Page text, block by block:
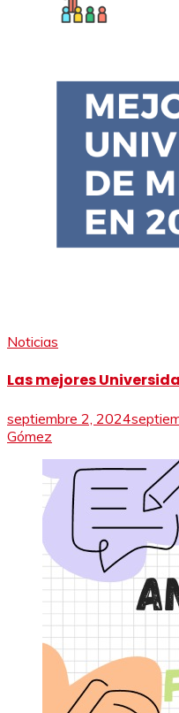
Noticias
Las mejores
septiembre 2, 2024
Gómez